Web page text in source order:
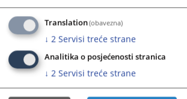
Translation(obavezna)
↓ 2 Servisi treće strane
Analitika o posjećenosti stranica
↓ 2 Servisi treće strane